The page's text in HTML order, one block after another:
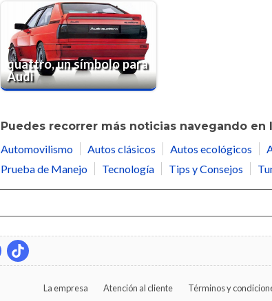
quattro, un símbolo para
Audi
Puedes recorrer más noticias navegando en
Automovilismo
Autos clásicos Autos ecológicos
Prueba de Manejo
Tecnología Tips y Consejos
La empresa Atención al cliente Términos y